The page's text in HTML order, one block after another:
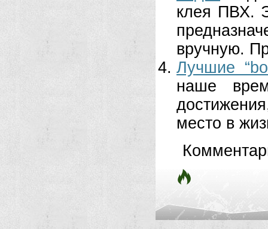
клея ПВХ.
вручную.
Лучшие
наше
место в